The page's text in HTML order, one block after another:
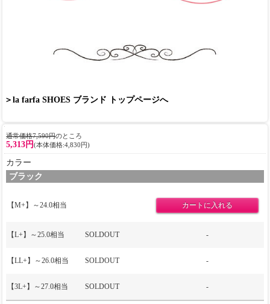
＞la farfa SHOES ブランド トップページへ
通常価格7,590円のところ
5,313円(本体価格:4,830円)
カラー
ブラック
【M+】～24.0相当
【L+】～25.0相当 SOLDOUT -
【LL+】～26.0相当 SOLDOUT -
【3L+】～27.0相当 SOLDOUT -